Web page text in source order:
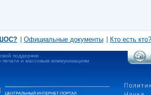
Официальные документы Кто есть кто?
поддержке
печати и массовым коммуникациям